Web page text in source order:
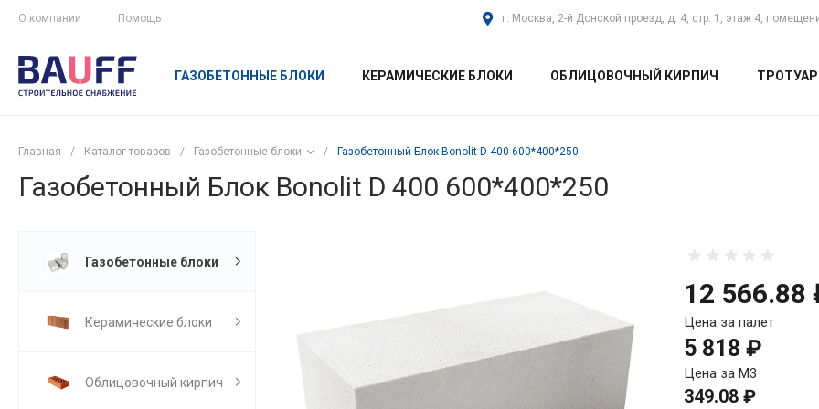
О компании Помощь г. Москва, 2-й Донской проезд, д. 4, стр. 1, этаж 4,
ГАЗОБЕТОННЫЕ БЛОКИ КЕРАМИЧЕСКИЕ БЛОКИ ОБЛИЦОВОЧНЫЙ КИРПИЧ
Главная / Каталог товаров / Газобетонные блоки / Газобетонный Блок Bonolit D 400 600*400*250
Газобетонный Блок Bonolit D 400 600*400*250
Газобетонные блоки
Керамические блоки
Облицовочный кирпич
12 566.88
Цена за палет
5 818 ₽
Цена за М3
349.08 ₽